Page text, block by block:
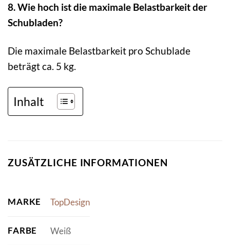
8. Wie hoch ist die maximale Belastbarkeit der
Schubladen?
Die maximale Belastbarkeit pro Schublade
beträgt ca. 5 kg.
Inhalt
ZUSÄTZLICHE INFORMATIONEN
MARKE TopDesign
FARBE Weiß